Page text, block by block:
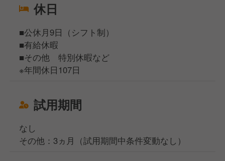
休日
■公休月9日（シフト制）
■有給休暇
■その他 特別休暇など
※年間休日107日
試用期間
なし
その他：3ヵ月（試用期間中条件変動なし）